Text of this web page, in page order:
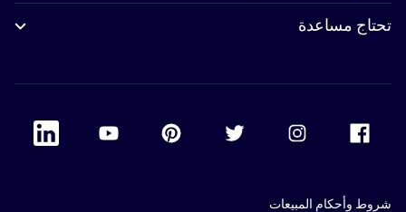
تحتاج مساعدة
Accor Facebook
Accor Twitter
Accor Pinterest
Accor Youtube
Linkedin
شروط وأحكام المبيعات